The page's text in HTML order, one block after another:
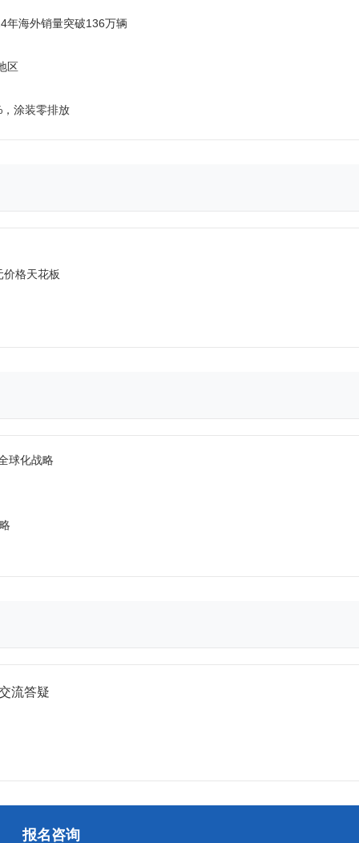
年海外销量突破136万辆
区
涂装零排放
格天花板
球化战略
流答疑
报名咨询